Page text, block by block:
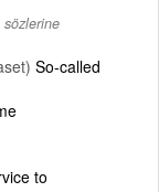
So-called
to